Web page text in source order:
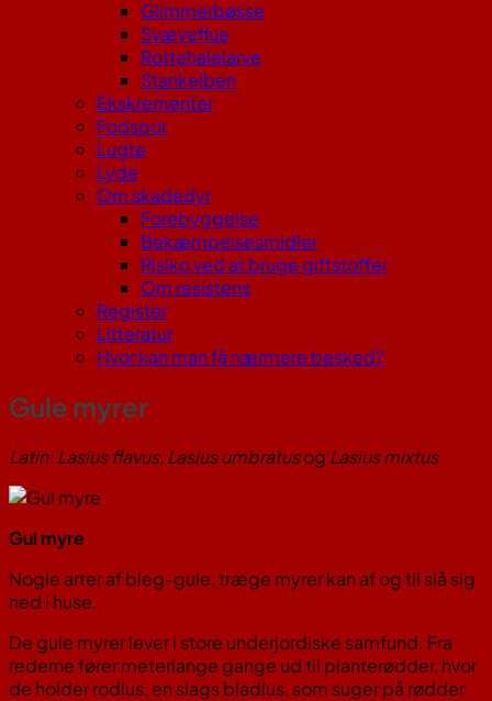
Glimmerbøsse
Svæveflue
Rottehalelarve
Stankelben
Ekskrementer
Fodspor
Lugte
Lyde
Om skadedyr
Forebyggelse
Bekæmpelsesmidler
Risiko ved at bruge giftstoffer
Om resistens
Register
Litteratur
Hvor kan man få nærmere besked?
Gule myrer
Latin: Lasius flavus, Lasius umbratusog Lasius mixtus
Gul myre
Nogle arter af bleg-gule, træge myrer kan af og til slå sig
ned i huse.
De gule myrer lever i store underjordiske samfund. Fra
rederne fører meterlange gange ud til planterødder, hvor
de holder rodlus, en slags bladlus, som suger på rødder.